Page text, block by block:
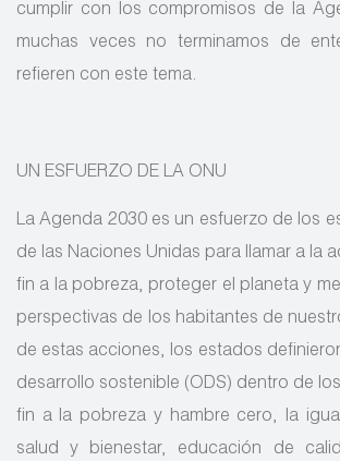
cumplir con los compromisos de la
muchas veces no terminamos de
refieren con este tema.
UN ESFUERZO DE LA ONU
La Agenda 2030 es un esfuerzo de los
de las Naciones Unidas para llamar a la
fin a la pobreza, proteger el planeta y
perspectivas de los habitantes de
de estas acciones, los estados
desarrollo sostenible (ODS) dentro de
fin a la pobreza y hambre cero, la
salud y bienestar, educación de